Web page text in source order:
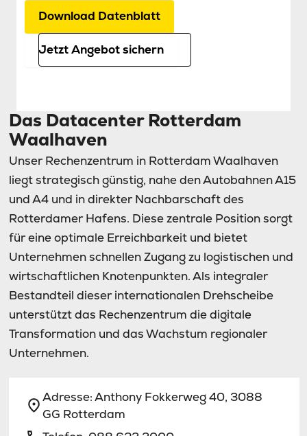
Download Datenblatt
Jetzt Angebot sichern
Das Datacenter Rotterdam
Waalhaven
Unser Rechenzentrum in Rotterdam Waalhaven
liegt strategisch günstig, nahe den Autobahnen A15
und A4 und in direkter Nachbarschaft des
Rotterdamer Hafens. Diese zentrale Position sorgt
für eine optimale Erreichbarkeit und bietet
Unternehmen schnellen Zugang zu logistischen und
wirtschaftlichen Knotenpunkten. Als integraler
Bestandteil dieser internationalen Drehscheibe
unterstützt das Rechenzentrum die digitale
Transformation und das Wachstum regionaler
Unternehmen.
Adresse:Anthony Fokkerweg 40, 3088
GG Rotterdam